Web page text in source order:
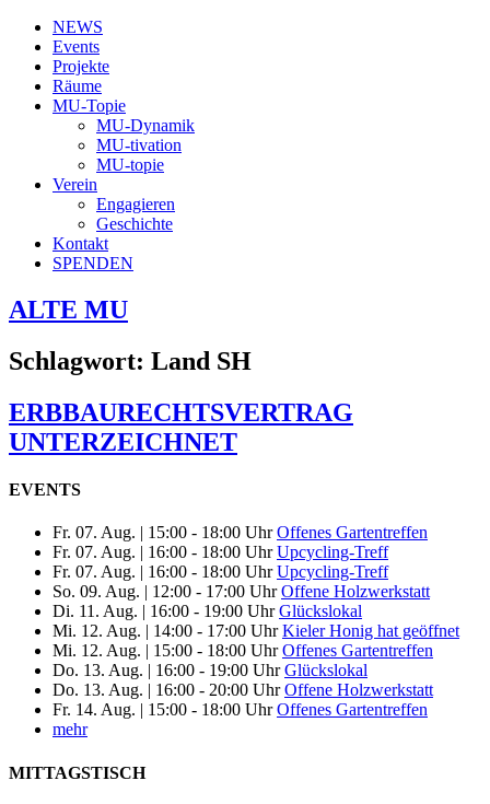
NEWS
Events
Projekte
Räume
MU-Topie
MU-Dynamik
MU-tivation
MU-topie
Verein
Engagieren
Geschichte
Kontakt
SPENDEN
ALTE MU
Schlagwort: Land SH
ERBBAURECHTSVERTRAG
UNTERZEICHNET
EVENTS
Fr. 07. Aug. | 15:00 - 18:00 Uhr Offenes Gartentreffen
Fr. 07. Aug. | 16:00 - 18:00 Uhr Upcycling-Treff
Fr. 07. Aug. | 16:00 - 18:00 Uhr Upcycling-Treff
So. 09. Aug. | 12:00 - 17:00 Uhr Offene Holzwerkstatt
Di. 11. Aug. | 16:00 - 19:00 Uhr Glückslokal
Mi. 12. Aug. | 14:00 - 17:00 Uhr Kieler Honig hat geöffnet
Mi. 12. Aug. | 15:00 - 18:00 Uhr Offenes Gartentreffen
Do. 13. Aug. | 16:00 - 19:00 Uhr Glückslokal
Do. 13. Aug. | 16:00 - 20:00 Uhr Offene Holzwerkstatt
Fr. 14. Aug. | 15:00 - 18:00 Uhr Offenes Gartentreffen
mehr
MITTAGSTISCH